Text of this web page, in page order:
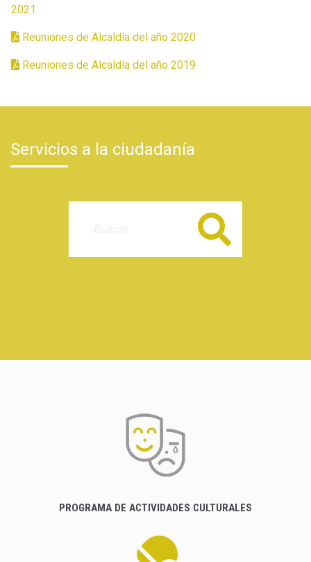
2021
Reuniones de Alcaldía del año 2020
Reuniones de Alcaldía del año 2019
Servicios a la ciudadanía
Buscar
PROGRAMA DE ACTIVIDADES CULTURALES